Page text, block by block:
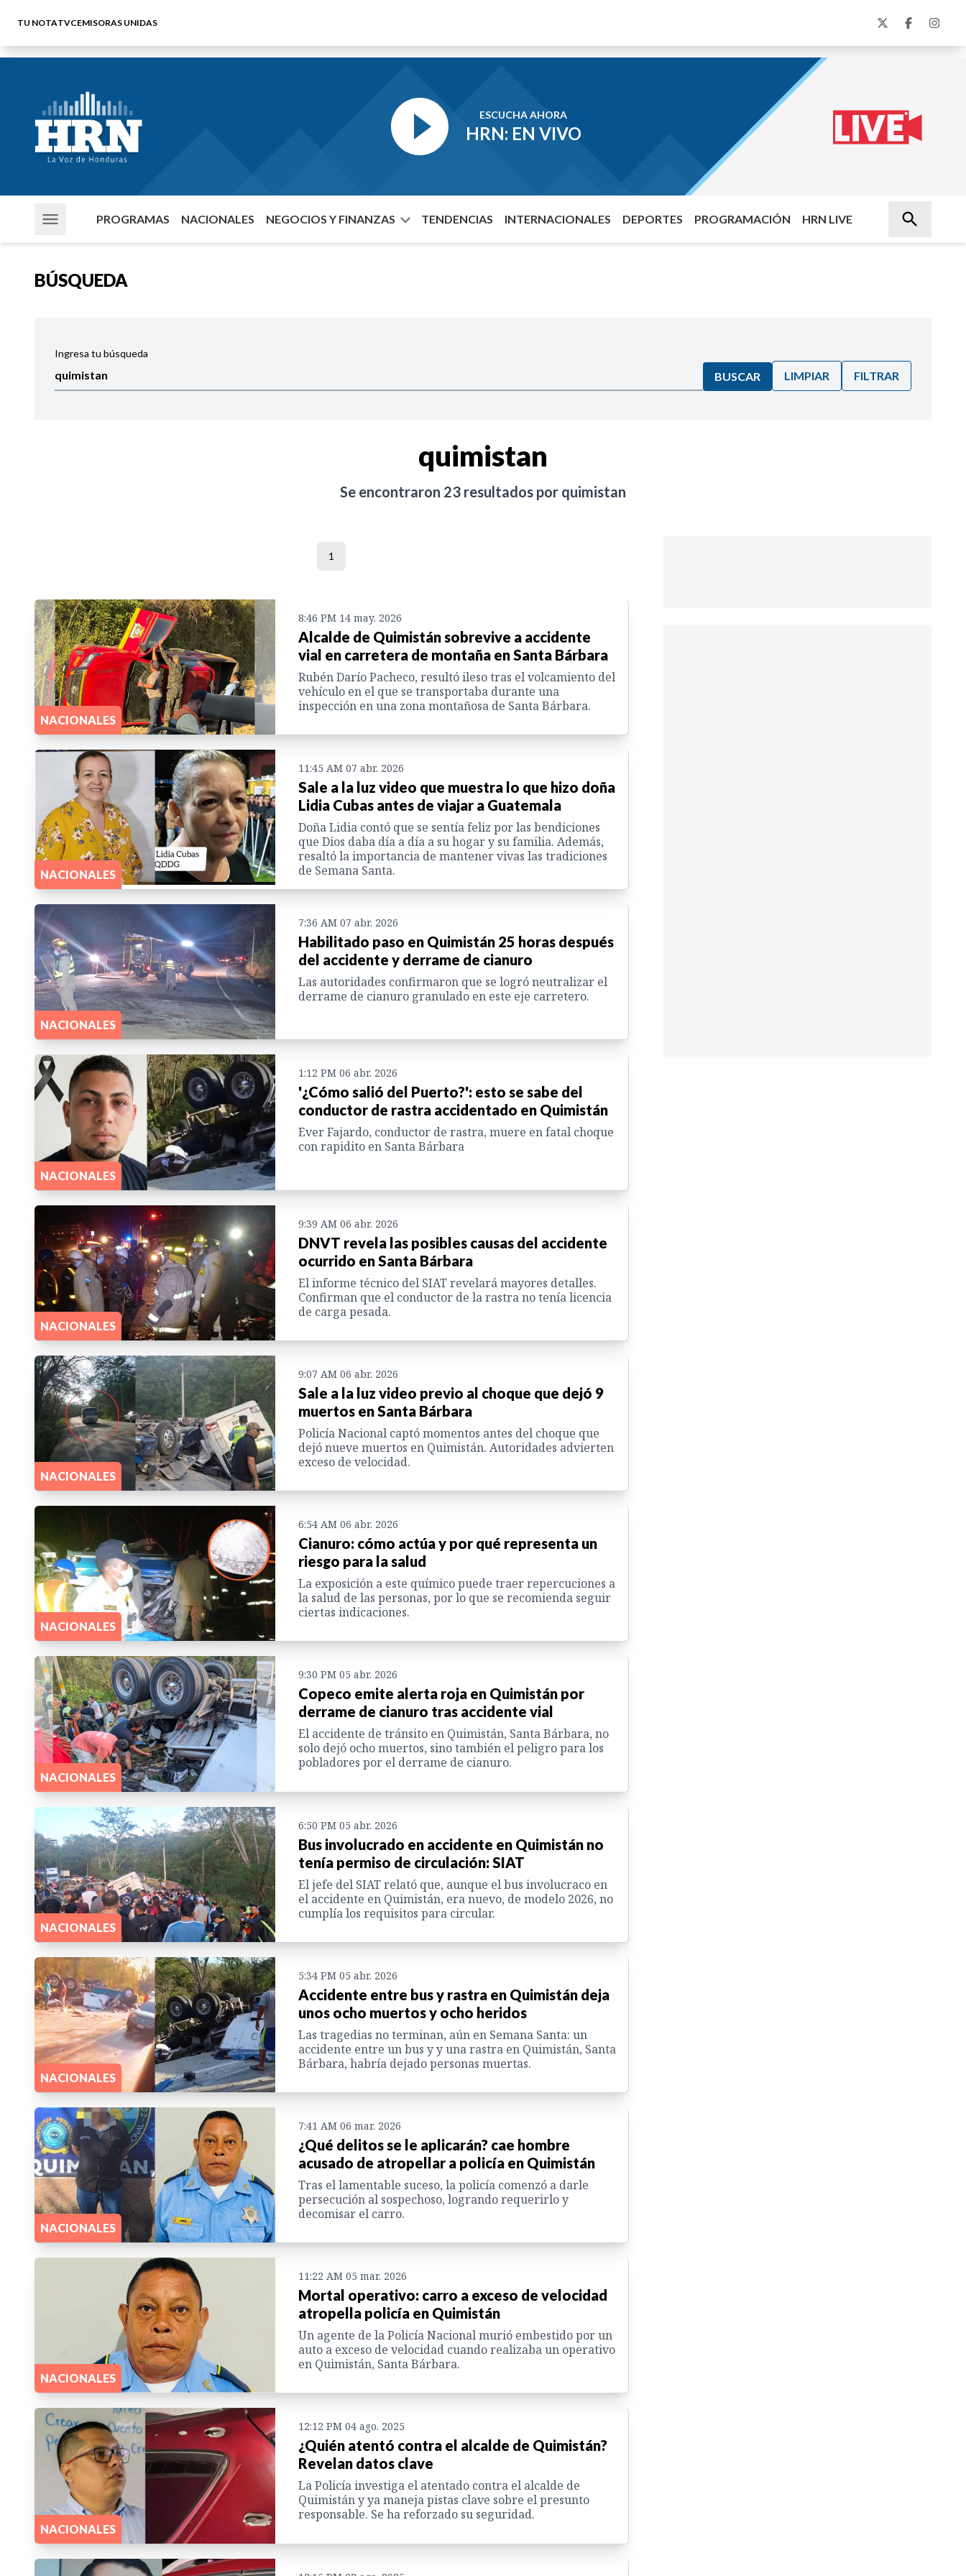
TU NOTATVCEMISORAS UNIDAS
ESCUCHA AHORA
HRN: EN VIVO
PROGRAMAS NACIONALES NEGOCIOS Y FINANZAS TENDENCIAS INTERNACIONALES DEPORTES PROGRAMACIÓN HRN LIVE
BÚSQUEDA
Ingresa tu búsqueda
BUSCAR LIMPIAR FILTRAR
quimistan
Se encontraron 23resultados por quimistan
1
NACIONALES
8:46 PM 14 may. 2026
Alcalde de Quimistán sobrevive a accidente
vial en carretera de montaña en Santa Bárbara
Rubén Darío Pacheco, resultó ileso tras el volcamiento del
vehículo en el que se transportaba durante una
inspección en una zona montañosa de Santa Bárbara.
NACIONALES
11:45 AM 07 abr. 2026
Sale a la luz video que muestra lo que hizo doña
Lidia Cubas antes de viajar a Guatemala
Doña Lidia contó que se sentía feliz por las bendiciones
que Dios daba día a día a su hogar y su familia. Además,
resaltó la importancia de mantener vivas las tradiciones
de Semana Santa.
NACIONALES
7:36 AM 07 abr. 2026
Habilitado paso en Quimistán 25 horas después
del accidente y derrame de cianuro
Las autoridades confirmaron que se logró neutralizar el
derrame de cianuro granulado en este eje carretero.
NACIONALES
1:12 PM 06 abr. 2026
'¿Cómo salió del Puerto?': esto se sabe del
conductor de rastra accidentado en Quimistán
Ever Fajardo, conductor de rastra, muere en fatal choque
con rapidito en Santa Bárbara
NACIONALES
9:39 AM 06 abr. 2026
DNVT revela las posibles causas del accidente
ocurrido en Santa Bárbara
El informe técnico del SIAT revelará mayores detalles.
Confirman que el conductor de la rastra no tenía licencia
de carga pesada.
NACIONALES
9:07 AM 06 abr. 2026
Sale a la luz video previo al choque que dejó 9
muertos en Santa Bárbara
Policía Nacional captó momentos antes del choque que
dejó nueve muertos en Quimistán. Autoridades advierten
exceso de velocidad.
NACIONALES
6:54 AM 06 abr. 2026
Cianuro: cómo actúa y por qué representa un
riesgo para la salud
La exposición a este químico puede traer repercuciones a
la salud de las personas, por lo que se recomienda seguir
ciertas indicaciones.
NACIONALES
9:30 PM 05 abr. 2026
Copeco emite alerta roja en Quimistán por
derrame de cianuro tras accidente vial
El accidente de tránsito en Quimistán, Santa Bárbara, no
solo dejó ocho muertos, sino también el peligro para los
pobladores por el derrame de cianuro.
NACIONALES
6:50 PM 05 abr. 2026
Bus involucrado en accidente en Quimistán no
tenía permiso de circulación: SIAT
El jefe del SIAT relató que, aunque el bus involucraco en
el accidente en Quimistán, era nuevo, de modelo 2026, no
cumplía los requisitos para circular.
NACIONALES
5:34 PM 05 abr. 2026
Accidente entre bus y rastra en Quimistán deja
unos ocho muertos y ocho heridos
Las tragedias no terminan, aún en Semana Santa: un
accidente entre un bus y y una rastra en Quimistán, Santa
Bárbara, habría dejado personas muertas.
NACIONALES
7:41 AM 06 mar. 2026
¿Qué delitos se le aplicarán? cae hombre
acusado de atropellar a policía en Quimistán
Tras el lamentable suceso, la policía comenzó a darle
persecución al sospechoso, logrando requerirlo y
decomisar el carro.
NACIONALES
11:22 AM 05 mar. 2026
Mortal operativo: carro a exceso de velocidad
atropella policía en Quimistán
Un agente de la Policía Nacional murió embestido por un
auto a exceso de velocidad cuando realizaba un operativo
en Quimistán, Santa Bárbara.
NACIONALES
12:12 PM 04 ago. 2025
¿Quién atentó contra el alcalde de Quimistán?
Revelan datos clave
La Policía investiga el atentado contra el alcalde de
Quimistán y ya maneja pistas clave sobre el presunto
responsable. Se ha reforzado su seguridad.